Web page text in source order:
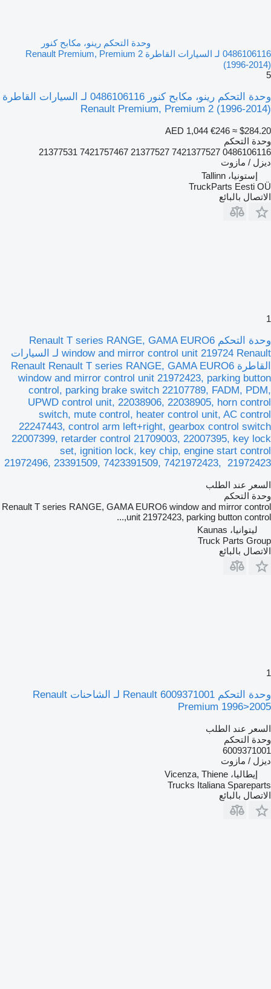
وحدة التحكم رينو، مكابح كنور
0486106116 لـ السيارات القاطرة Renault Premium, Premium 2
(1996-2014)
5
وحدة التحكم رينو، مكابح كنور 0486106116 لـ السيارات القاطرة
Renault Premium, Premium 2 (1996-2014)
AED 1,044 €246 ≈ $284.20
وحدة التحكم
0486106116 7421377527 21377527 7421757467 21377531
ديزل / مازوت
إستونيا، Tallinn
TruckParts Eesti OÜ
الاتصال بالبائع
1
وحدة التحكم Renault T series RANGE, GAMA EURO6
window and mirror control unit 219724 Renault لـ السيارات
القاطرة Renault Renault T series RANGE, GAMA EURO6
window and mirror control unit 21972423, parking button
control, parking brake switch 22107789, FADM, PDM,
UPWD control unit, 22038906, 22038905, horn control
switch, mute control, heater control unit, AC control
22247443, control arm left+right, gearbox control switch
22007399, retarder control 21709003, 22007395, key lock
set, ignition lock, key chip, engine start control
21972496, 23391509, 7423391509, 7421972423, 21972423
السعر عند الطلب
وحدة التحكم
Renault T series RANGE, GAMA EURO6 window and mirror control
unit 21972423, parking button control,...
ليتوانيا، Kaunas
Truck Parts Group
الاتصال بالبائع
1
وحدة التحكم Renault 6009371001 لـ الشاحنات Renault
Premium 1996>2005
السعر عند الطلب
وحدة التحكم
6009371001
ديزل / مازوت
إيطاليا، Vicenza, Thiene
Trucks Italiana Spareparts
الاتصال بالبائع